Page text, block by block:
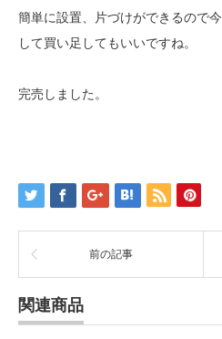
簡単に設置、片づけができるので
して買い足してもいいですね。
完売しました。
前の記事
関連商品